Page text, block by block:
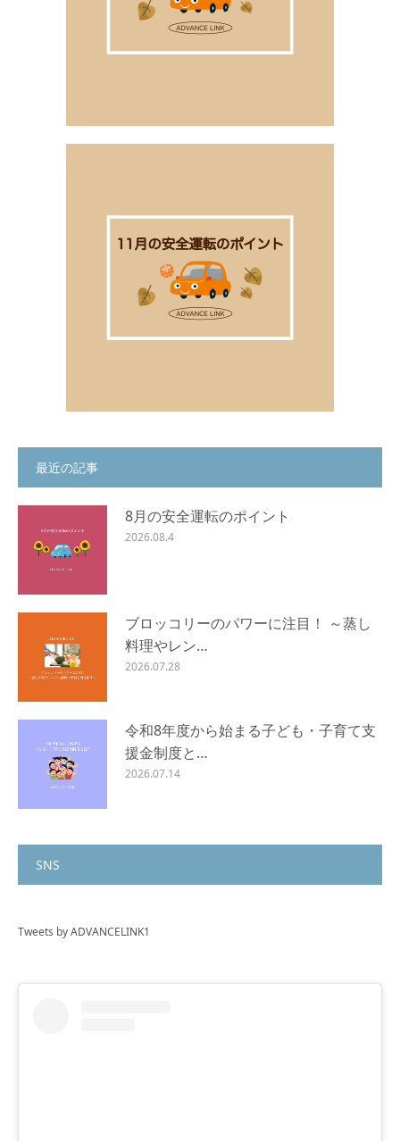
最近の記事
8月の安全運転のポイント
2026.08.4
ブロッコリーのパワーに注目！ ～蒸し
料理やレン…
2026.07.28
令和8年度から始まる子ども・子育て支
援金制度と…
2026.07.14
SNS
Tweets by ADVANCELINK1